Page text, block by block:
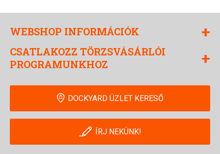
WEBSHOP INFORMÁCIÓK +
CSATLAKOZZ TÖRZSVÁSÁRLÓI
PROGRAMUNKHOZ
+
DOCKYARD ÜZLET KERESŐ
ÍRJ NEKÜNK!